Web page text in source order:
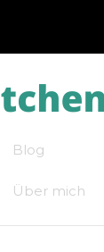
Blog
Über mich